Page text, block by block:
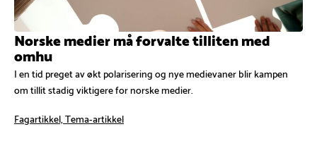
Norske medier må forvalte tilliten med
omhu
I en tid preget av økt polarisering og nye medievaner blir kampen
om tillit stadig viktigere for norske medier.
Fagartikkel, Tema-artikkel